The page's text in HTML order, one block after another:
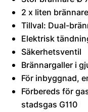
2 x Iiten
Tillval: Dual-
Elektrisk
Säkerhetsventil
Brännargaller i
För inbyggnad,
Förbereds för
stadsgas G110